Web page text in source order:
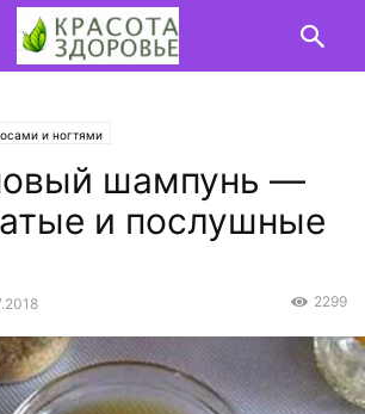
и ногтями
шампунь —
и послушные
2299